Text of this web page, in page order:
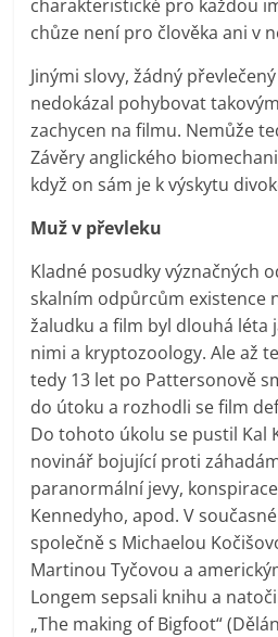
charakteristické pro každou
chůze není pro člověka ani v
Jinými slovy, žádný
nedokázal pohybovat
zachycen na filmu. Nemůže
Závěry anglického
když on sám je k výskytu
Muž v převleku
Kladné posudky význačných
skalním odpůrcům existence
žaludku a film byl dlouhá léta
nimi a kryptozoology. Ale až
tedy 13 let po Pattersonově
do útoku a rozhodli se film
Do tohoto úkolu se pustil Kal
novinář bojující proti
paranormální jevy,
Kennedyho, apod. V
společně s Michaelou
Martinou Tyčovou a
Longem sepsali knihu a
„The making of Bigfoot“